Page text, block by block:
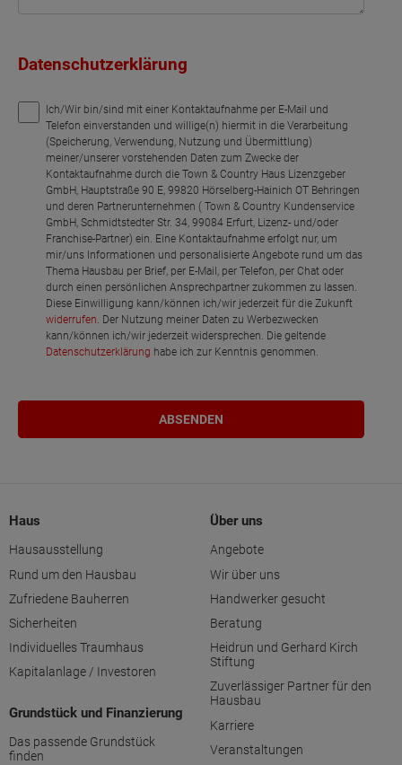
Datenschutzerklärung
Ich/Wir bin/sind mit einer Kontaktaufnahme per E-Mail und
Telefon einverstanden und willige(n) hiermit in die Verarbeitung
(Speicherung, Verwendung, Nutzung und Übermittlung)
meiner/unserer vorstehenden Daten zum Zwecke der
Kontaktaufnahme durch die Town & Country Haus Lizenzgeber
GmbH, Hauptstraße 90 E, 99820 Hörselberg-Hainich OT Behringen
und deren Partnerunternehmen ( Town & Country Kundenservice
GmbH, Schmidtstedter Str. 34, 99084 Erfurt, Lizenz- und/oder
Franchise-Partner) ein. Eine Kontaktaufnahme erfolgt nur, um
mir/uns Informationen und personalisierte Angebote rund um das
Thema Hausbau per Brief, per E-Mail, per Telefon, per Chat oder
durch einen persönlichen Ansprechpartner zukommen zu lassen.
Diese Einwilligung kann/können ich/wir jederzeit für die Zukunft
widerrufen. Der Nutzung meiner Daten zu Werbezwecken
kann/können ich/wir jederzeit widersprechen. Die geltende
Datenschutzerklärung habe ich zur Kenntnis genommen.
Haus
Hausausstellung
Rund um den Hausbau
Zufriedene Bauherren
Sicherheiten
Individuelles Traumhaus
Kapitalanlage / Investoren
Grundstück und Finanzierung
Das passende Grundstück
finden
Über uns
Angebote
Wir über uns
Handwerker gesucht
Beratung
Heidrun und Gerhard Kirch
Stiftung
Zuverlässiger Partner für den
Hausbau
Karriere
Veranstaltungen